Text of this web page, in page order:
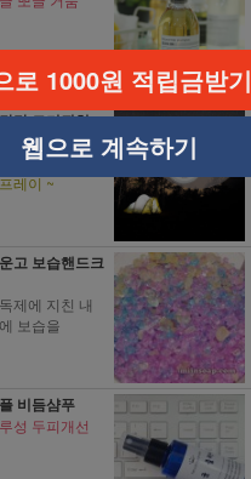
단 모기퇴치
프레이
기퇴치겸 항균
레이 ~
고 보습핸드크
제에 지친 내
보습을
비듬샴푸
성 두피개선
로 1000원 적립금받기
웹으로 계속하기